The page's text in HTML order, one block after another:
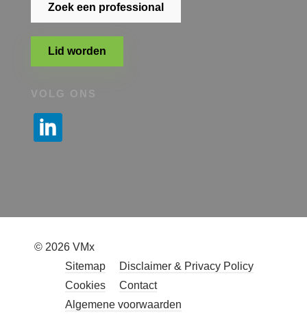
Zoek een professional
Lid worden
VOLG ONS
© 2026 VMx
Sitemap
Disclaimer & Privacy Policy
Cookies
Contact
Algemene voorwaarden